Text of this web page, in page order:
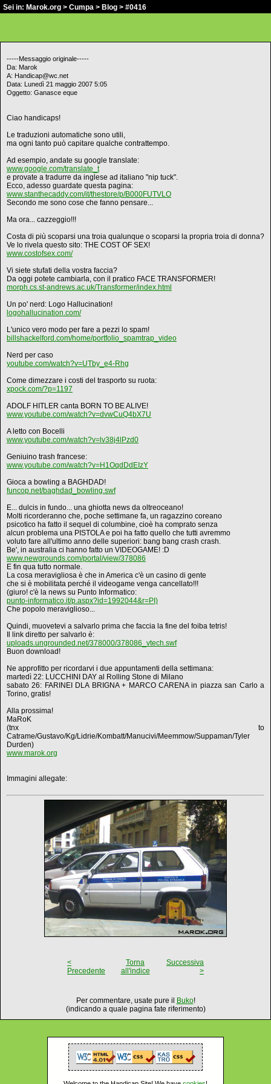
Sei in: Marok.org > Cumpa > Blog > #0416
-----Messaggio originale-----
Da: Marok
A: Handicap@wc.net
Data: Lunedì 21 maggio 2007 5:05
Oggetto: Ganasce eque
Ciao handicaps!
Le traduzioni automatiche sono utili,
ma ogni tanto può capitare qualche contrattempo.
Ad esempio, andate su google translate:
www.google.com/translate_t
e provate a tradurre da inglese ad italiano "nip tuck".
Ecco, adesso guardate questa pagina:
www.stanthecaddy.com/it/thestore/p/B000FUTVLO
Secondo me sono cose che fanno pensare...
Ma ora... cazzeggio!!!
Costa di più scoparsi una troia qualunque o scoparsi la propria troia di donna?
Ve lo rivela questo sito: THE COST OF SEX!
www.costofsex.com/
Vi siete stufati della vostra faccia?
Da oggi potete cambiarla, con il pratico FACE TRANSFORMER!
morph.cs.st-andrews.ac.uk/Transformer/index.html
Un po' nerd: Logo Hallucination!
logohallucination.com/
L'unico vero modo per fare a pezzi lo spam!
billshackelford.com/home/portfolio_spamtrap_video
Nerd per caso
youtube.com/watch?v=UTby_e4-Rhg
Come dimezzare i costi del trasporto su ruota:
xpock.com/?p=1197
ADOLF HITLER canta BORN TO BE ALIVE!
www.youtube.com/watch?v=dvwCuQ4bX7U
A letto con Bocelli
www.youtube.com/watch?v=lv38j4lPzd0
Geniuino trash francese:
www.youtube.com/watch?v=H1OqdDdEIzY
Gioca a bowling a BAGHDAD!
funcop.net/baghdad_bowling.swf
E... dulcis in fundo... una ghiotta news da oltreoceano!
Molti ricorderanno che, poche settimane fa, un ragazzino coreano
psicotico ha fatto il sequel di columbine, cioè ha comprato senza
alcun problema una PISTOLA e poi ha fatto quello che tutti avremmo
voluto fare all'ultimo anno delle superiori: bang bang crash crash.
Be', in australia ci hanno fatto un VIDEOGAME! :D
www.newgrounds.com/portal/view/378086
E fin qua tutto normale.
La cosa meravigliosa è che in America c'è un casino di gente
che si è mobilitata perché il videogame venga cancellato!!!
(giuro! c'è la news su Punto Informatico:
punto-informatico.it/p.aspx?id=1992044&r=PI)
Che popolo meraviglioso...
Quindi, muovetevi a salvarlo prima che faccia la fine del foiba tetris!
Il link diretto per salvarlo è:
uploads.ungrounded.net/378000/378086_vtech.swf
Buon download!
Ne approfitto per ricordarvi i due appuntamenti della settimana:
martedì 22: LUCCHINI DAY al Rolling Stone di Milano
sabato 26: FARINEI DLA BRIGNA + MARCO CARENA in piazza san Carlo a
Torino, gratis!
Alla prossima!
MaRoK
(tnx to
Catrame/Gustavo/Kg/Lidrie/Kombatt/Manucivi/Meemmow/Suppaman/Tyler
Durden)
www.marok.org
Immagini allegate:
<
Precedente
Torna
all'indice
Successiva
>
Per commentare, usate pure il Buko!
(indicando a quale pagina fate riferimento)